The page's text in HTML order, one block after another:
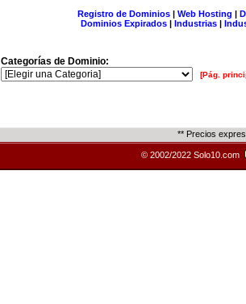
Registro de Dominios| Web Hosting |
Dominios Expirados | Industrias |
Categorías de Dominio:
[Pág.
** Precios
© 2002/2022 Solo10.com